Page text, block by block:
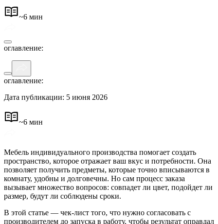
~6 мин
оглавление:
оглавление:
Дата публикации: 5 июня 2026
~6 мин
Мебель индивидуального производства помогает создать
пространство, которое отражает ваш вкус и потребности. Она
позволяет получить предметы, которые точно вписываются в
комнату, удобны и долговечны. Но сам процесс заказа
вызывает множество вопросов: совпадет ли цвет, подойдет ли
размер, будут ли соблюдены сроки.
В этой статье — чек-лист того, что нужно согласовать с
производителем до запуска в работу, чтобы результат оправдал